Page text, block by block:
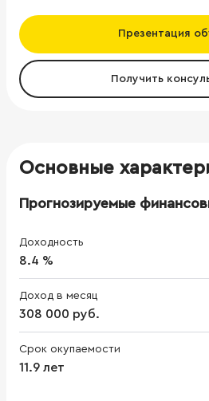
Презентация
Получить
Основные
Прогнозируемые
Доходность
8.4 %
Доход в месяц
308 000 руб.
Срок окупаемости
11.9 лет